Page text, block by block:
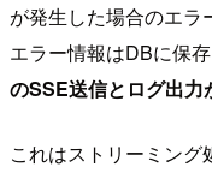
が発生した場合のエラ
エラー情報はDBに保
のSSE送信とログ出力
これはストリーミン